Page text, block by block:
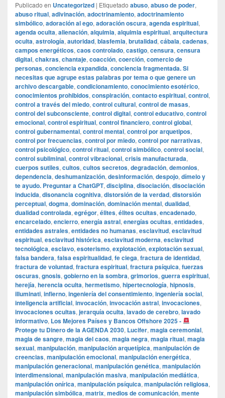
Publicado en Uncategorized | Etiquetado abuso, abuso de poder,
abuso ritual, adivinación, adoctrinamiento, adoctrinamiento
simbólico, adoración al ego, adoración oscura, agenda espiritual,
agenda oculta, alienación, alquimia, alquimia espiritual, arquitectura
oculta, astrología, autoridad, blasfemia, brutalidad, cábala, cadenas,
campos energéticos, caos controlado, castigo, censura, censura
digital, chakras, chantaje, coacción, coerción, comercio de
personas, conciencia expandida, conciencia fragmentada. Si
necesitas que agrupe estas palabras por tema o que genere un
archivo descargable, condicionamiento, conocimiento esotérico,
conocimientos prohibidos, conspiración, contacto espiritual, control,
control a través del miedo, control cultural, control de masas,
control del subconsciente, control digital, control educativo, control
emocional, control espiritual, control financiero, control global,
control gubernamental, control mental, control por arquetipos,
control por frecuencias, control por miedo, control por narrativas,
control psicológico, control ritual, control simbólico, control social,
control subliminal, control vibracional, crisis manufacturada,
cuerpos sutiles, cultos, cultos secretos, degradación, demonios,
dependencia, deshumanización, desinformación, despojo, dímelo y
te ayudo. Preguntar a ChatGPT, disciplina, disociación, disociación
inducida, disonancia cognitiva, distorsión de la verdad, distorsión
perceptual, dogma, dominación, dominación mental, dualidad,
dualidad controlada, egrégor, élites, élites ocultas, encadenado,
encarcelado, encierro, energía astral, energías ocultas, entidades,
entidades astrales, entidades no humanas, esclavitud, esclavitud
espiritual, esclavitud histórica, esclavitud moderna, esclavitud
tecnológica, esclavo, esoterismo, explotación, explotación sexual,
falsa bandera, falsa espiritualidad, fe ciega, fractura de identidad,
fractura de voluntad, fractura espiritual, fractura psíquica, fuerzas
oscuras, gnosis, gobierno en la sombra, grimorios, guerra espiritual,
herejía, herencia oculta, hermetismo, hipertecnología, hipnosis,
illuminati, infierno, ingeniería del consentimiento, ingeniería social,
inteligencia artificial, invocación, invocación astral, invocaciones,
invocaciones ocultas, jerarquía oculta, lavado de cerebro, lavado
informativo, Los Mejores Países y Bancos Offshore 2025 -
Protege tu Dinero de la AGENDA 2030, Lucifer, magia ceremonial,
magia de sangre, magia del caos, magia negra, magia ritual, magia
sexual, manipulación, manipulación arquetípica, manipulación de
creencias, manipulación emocional, manipulación energética,
manipulación generacional, manipulación genética, manipulación
interdimensional, manipulación masiva, manipulación mediática,
manipulación onírica, manipulación psíquica, manipulación religiosa,
manipulación simbólica, matrix, medios de comunicación, mente